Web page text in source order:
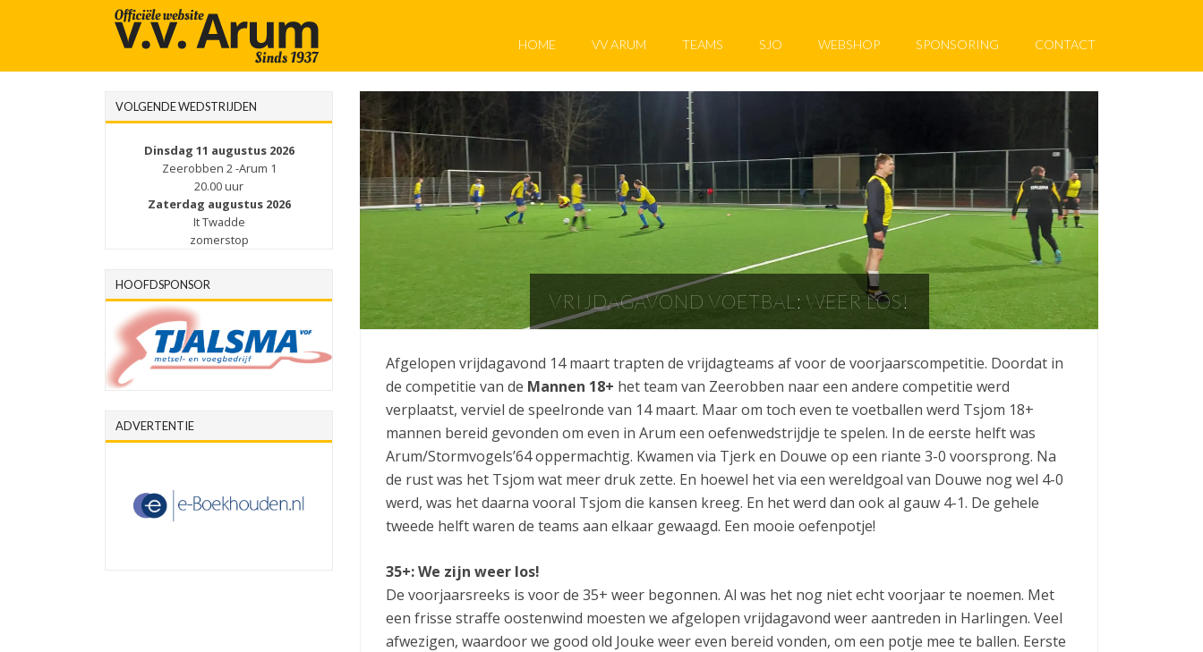
HOME VV ARUM TEAMS SJO WEBSHOP SPONSORING CONTACT
VRIJDAGAVOND VOETBAL: WEER LOS!
Afgelopen vrijdagavond 14 maart trapten de vrijdagteams af voor de voorjaarscompetitie. Doordat in
de competitie van de Mannen 18+ het team van Zeerobben naar een andere competitie werd
verplaatst, verviel de speelronde van 14 maart. Maar om toch even te voetballen werd Tsjom 18+
mannen bereid gevonden om even in Arum een oefenwedstrijdje te spelen. In de eerste helft was
Arum/Stormvogels’64 oppermachtig. Kwamen via Tjerk en Douwe op een riante 3-0 voorsprong. Na
de rust was het Tsjom wat meer druk zette. En hoewel het via een wereldgoal van Douwe nog wel 4-0
werd, was het daarna vooral Tsjom die kansen kreeg. En het werd dan ook al gauw 4-1. De gehele
tweede helft waren de teams aan elkaar gewaagd. Een mooie oefenpotje!
35+: We zijn weer los!
De voorjaarsreeks is voor de 35+ weer begonnen. Al was het nog niet echt voorjaar te noemen. Met
een frisse straffe oostenwind moesten we afgelopen vrijdagavond weer aantreden in Harlingen. Veel
afwezigen, waardoor we good old Jouke weer even bereid vonden, om een potje mee te ballen. Eerste
VOLGENDE WEDSTRIJDEN
Dinsdag 11 augustus 2026
Zeerobben 2 -Arum 1
20.00 uur
Zaterdag augustus 2026
It Twadde
zomerstop
HOOFDSPONSOR
ADVERTENTIE